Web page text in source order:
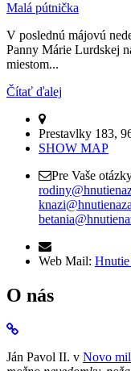
Malá pútnička
V poslednú májovú
Panny Márie Lurdskej
miestom...
Čítať ďalej
Prestavlky 183,
SHOW MAP
Pre Vaše
Web Mail:
O nás
Ján Pavol II. v Novo